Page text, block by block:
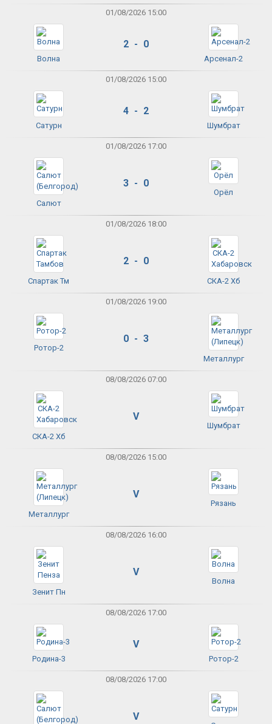
01/08/2026 15:00
Волна
2 - 0
Арсенал-2
01/08/2026 15:00
Сатурн
4 - 2
Шумбрат
01/08/2026 17:00
Салют
3 - 0
Орёл
01/08/2026 18:00
Спартак Тм
2 - 0
СКА-2 Хб
01/08/2026 19:00
Ротор-2
0 - 3
Металлург
08/08/2026 07:00
СКА-2 Хб
V
Шумбрат
08/08/2026 15:00
Металлург
V
Рязань
08/08/2026 16:00
Зенит Пн
V
Волна
08/08/2026 17:00
Родина-3
V
Ротор-2
08/08/2026 17:00
V